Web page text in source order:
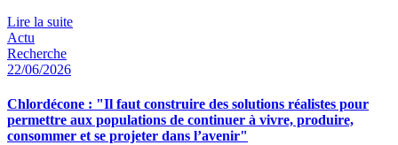
Lire la suite
Actu
Recherche
22/06/2026
Chlordécone : "Il faut construire des solutions réalistes pour
permettre aux populations de continuer à vivre, produire,
consommer et se projeter dans l’avenir"